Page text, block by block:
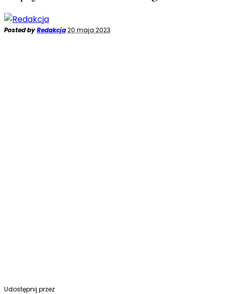
Posted byRedakcja20 maja 2023
Udostępnij przez